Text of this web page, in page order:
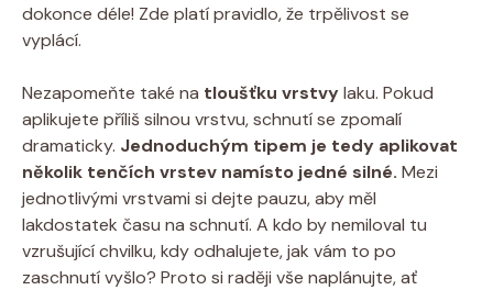
dokonce déle! Zde platí pravidlo, že trpělivost se
vyplácí.
Nezapomeňte také na tloušťku vrstvylaku. Pokud
aplikujete příliš silnou vrstvu, schnutí se zpomalí
dramaticky. Jednoduchým tipem je tedy aplikovat
několik tenčích vrstev namísto jedné silné. Mezi
jednotlivými vrstvami si dejte pauzu, aby měl
lakdostatek času na schnutí. A kdo by nemiloval tu
vzrušující chvilku, kdy odhalujete, jak vám to po
zaschnutí vyšlo? Proto si raději vše naplánujte, ať